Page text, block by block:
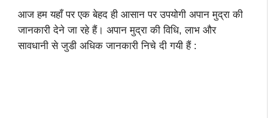
आज हम यहाँ पर एक बेहद ही आसान पर उपयोगी अपान मुद्रा की
जानकारी देने जा रहे हैं। अपान मुद्रा की विधि, लाभ और
सावधानी से जुडी अधिक जानकारी निचे दी गयी हैं :